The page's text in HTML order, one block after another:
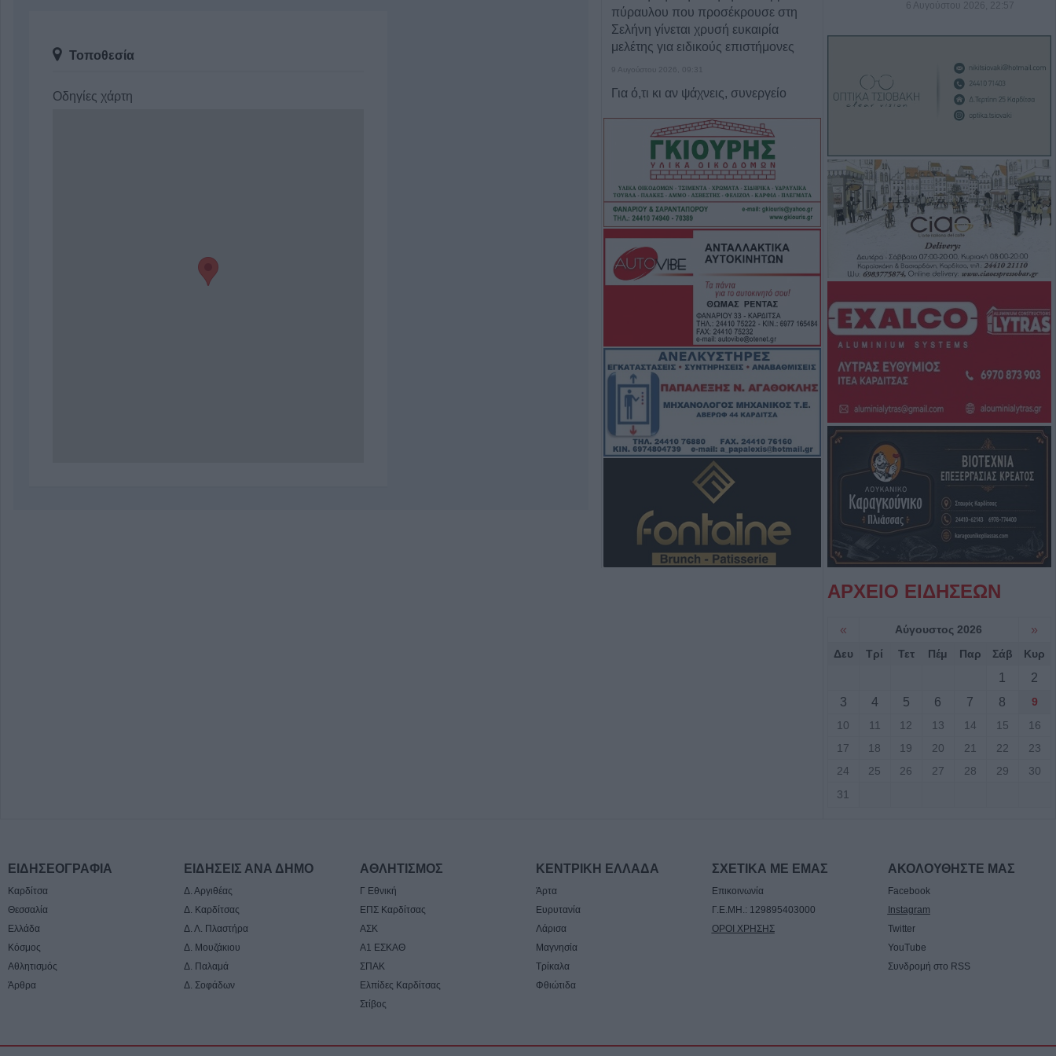
Τοποθεσία
Οδηγίες χάρτη
πύραυλου που προσέκρουσε στη
Σελήνη γίνεται χρυσή ευκαιρία
μελέτης για ειδικούς επιστήμονες
9 Αυγούστου 2026, 09:31
Για ό,τι κι αν ψάχνεις, συνεργείο
9 Αυγούστου 2026, 09:14
Υπ. Μεταφορών: Οριστική λύση
στο ζήτημα των πινακίδων
κυκλοφορίας - Ποιές αλλαγές θα
γίνουν
9 Αυγούστου 2026, 08:17
Την Κυριακή 9 Αυγούστου η
κηδεία του Αθανάσιου Λαζαρίδη
9 Αυγούστου 2026, 08:05
Υψηλός κίνδυνος πυρκαγιάς την
Κυριακή (9/8) σε μεγάλο τμήμα
του ν. Καρδίτσας και της
υπόλοιπης Θεσσαλίας
8 Αυγούστου 2026, 22:58
Ανασύρθηκε χωρίς τις αισθήσεις
του ηλικιωμένος από πηγάδι σε
οικισμό της Αλεξανδρούπολης
8 Αυγούστου 2026, 21:54
Χ. Παπαδημήτριου (Πρόεδρος
ΔΕΥΑΚ): Στην παρούσα φάση δεν
θα υπάρξουν αυξήσεις στους
λογαριασμούς των καταναλωτών
ανασύρθηκε από την θάλασσα
6 Αυγούστου 2026, 22:57
ΑΡΧΕΙΟ ΕΙΔΗΣΕΩΝ
« Αύγουστος 2026 »
Δευ Τρί Τετ Πέμ Παρ Σάβ Κυρ
1
2
3
4 5 6 7 8
9
10
11 12 13 14 15
16
17
18 19 20 21 22
23
24
25 26 27 28 29
30
31
ΕΙΔΗΣΕΟΓΡΑΦΙΑ
Καρδίτσα
Θεσσαλία
Ελλάδα
Κόσμος
Αθλητισμός
Άρθρα
ΕΙΔΗΣΕΙΣ ΑΝΑ ΔΗΜΟ
Δ. Αργιθέας
Δ. Καρδίτσας
Δ. Λ. Πλαστήρα
Δ. Μουζάκιου
Δ. Παλαμά
Δ. Σοφάδων
ΑΘΛΗΤΙΣΜΟΣ
Γ Εθνική
ΕΠΣ Καρδίτσας
ΑΣΚ
Α1 ΕΣΚΑΘ
ΣΠΑΚ
Ελπίδες Καρδίτσας
Στίβος
ΚΕΝΤΡΙΚΗ ΕΛΛΑΔΑ
Άρτα
Ευρυτανία
Λάρισα
Μαγνησία
Τρίκαλα
Φθιώτιδα
ΣΧΕΤΙΚΑ ΜΕ ΕΜΑΣ
Επικοινωνία
Γ.Ε.ΜΗ.: 129895403000
ΟΡΟΙ ΧΡΗΣΗΣ
ΑΚΟΛΟΥΘΗΣΤΕ ΜΑΣ
Facebook
Instagram
Twitter
YouTube
Συνδρομή στο RSS